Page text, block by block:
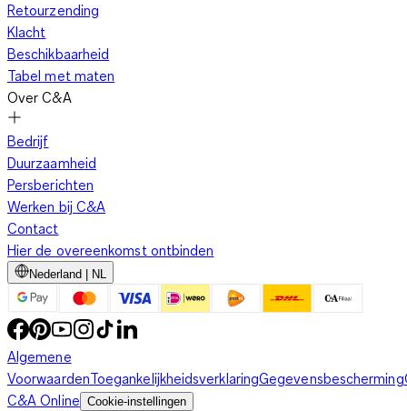
Retourzending
Klacht
Beschikbaarheid
Tabel met maten
Over C&A
Bedrijf
Duurzaamheid
Persberichten
Werken bij C&A
Contact
Hier de overeenkomst ontbinden
Nederland | NL
Algemene
VoorwaardenToegankelijkheidsverklaringGegevensbescherming
C&A Online Cookie-instellingen